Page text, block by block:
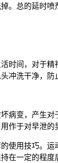
总的延时
时间，对于
洗干净，
病变，产生
作于对早泄的
使用技巧。
一定的程